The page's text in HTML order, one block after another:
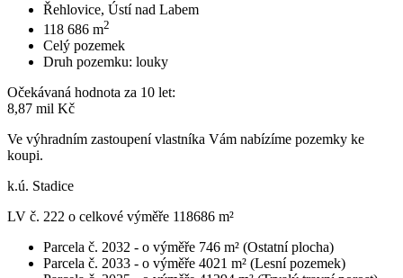
Řehlovice, Ústí nad Labem
118 686 m2
Celý pozemek
Druh pozemku: louky
Očekávaná hodnota za 10 let:
8,87 mil Kč
Ve výhradním zastoupení vlastníka Vám nabízíme pozemky ke
koupi.
k.ú. Stadice
LV č. 222 o celkové výměře 118686 m²
Parcela č. 2032 - o výměře 746 m² (Ostatní plocha)
Parcela č. 2033 - o výměře 4021 m² (Lesní pozemek)